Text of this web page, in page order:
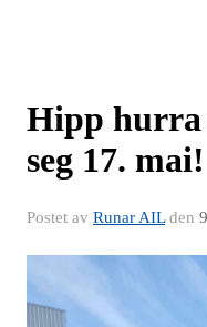
Hipp
seg 17. mai!
Postet av Runar AILden